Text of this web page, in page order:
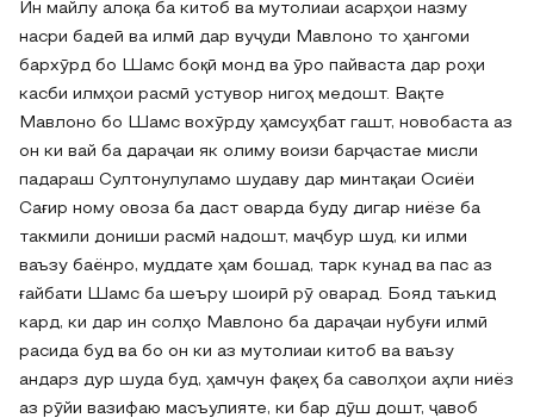
Ин майлу алоқа ба китоб ва мутолиаи асарҳои назму
насри бадеӣ ва илмӣ дар вуҷуди Мавлоно то ҳангоми
бархӯрд бо Шамс боқӣ монд ва ӯро пайваста дар роҳи
касби илмҳои расмӣ устувор нигоҳ медошт. Вақте
Мавлоно бо Шамс вохӯрду ҳамсуҳбат гашт, новобаста аз
он ки вай ба дараҷаи як олиму воизи барҷастае мисли
падараш Султонулуламо шудаву дар минтақаи Осиёи
Сағир ному овоза ба даст оварда буду дигар ниёзе ба
такмили дониши расмӣ надошт, маҷбур шуд, ки илми
ваъзу баёнро, муддате ҳам бошад, тарк кунад ва пас аз
ғайбати Шамс ба шеъру шоирӣ рӯ оварад. Бояд таъкид
кард, ки дар ин солҳо Мавлоно ба дараҷаи нубуғи илмӣ
расида буд ва бо он ки аз мутолиаи китоб ва ваъзу
андарз дур шуда буд, ҳамчун фақеҳ ба саволҳои аҳли ниёз
аз рӯйи вазифаю масъулияте, ки бар дӯш дошт, ҷавоб